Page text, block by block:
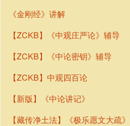
《金刚经》讲解
【ZCKB】《中观庄严论》辅导
【ZCKB】《中论密钥》辅导
【ZCKB】中观四百论
【新版】《中论讲记》
【藏传净土法】《极乐愿文大疏